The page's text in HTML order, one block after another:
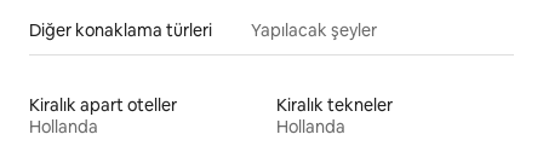
Diğer konaklama türleri Yapılacak şeyler
Kiralık apart oteller
Hollanda
Kiralık tekneler
Hollanda